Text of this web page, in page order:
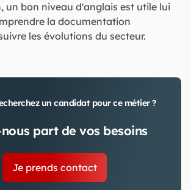
un bon niveau d'anglais est utile lui
la documentation
les évolutions du secteur.
un candidat pour ce métier ?
part de vos besoins
Je prends contact